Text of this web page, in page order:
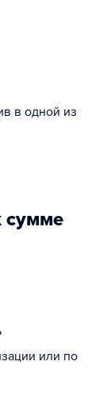
в одной из
сумме
или по